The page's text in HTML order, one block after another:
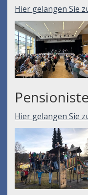
Hier gelangen Sie
Hier gelangen Sie